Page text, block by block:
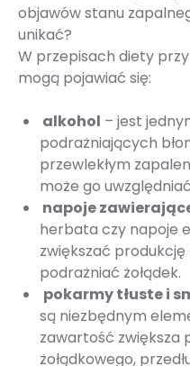
objawów stanu
unikać?
W przepisach diety
mogą pojawiać się:
alkohol – jest
podrażniających
przewlekłym
może go
napoje
herbata czy napoje
zwiększać produkcję
podrażniać żołądek.
pokarmy tłuste i
są niezbędnym
zawartość zwiększa
żołądkowego,